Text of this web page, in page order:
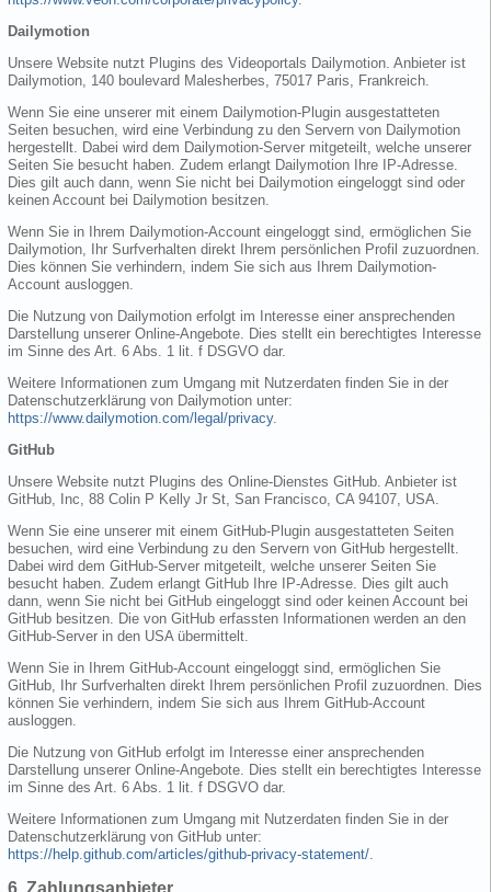
Dailymotion
Unsere Website nutzt Plugins des Videoportals Dailymotion. Anbieter ist
Dailymotion, 140 boulevard Malesherbes, 75017 Paris, Frankreich.
Wenn Sie eine unserer mit einem Dailymotion-Plugin ausgestatteten
Seiten besuchen, wird eine Verbindung zu den Servern von Dailymotion
hergestellt. Dabei wird dem Dailymotion-Server mitgeteilt, welche unserer
Seiten Sie besucht haben. Zudem erlangt Dailymotion Ihre IP-Adresse.
Dies gilt auch dann, wenn Sie nicht bei Dailymotion eingeloggt sind oder
keinen Account bei Dailymotion besitzen.
Wenn Sie in Ihrem Dailymotion-Account eingeloggt sind, ermöglichen Sie
Dailymotion, Ihr Surfverhalten direkt Ihrem persönlichen Profil zuzuordnen.
Dies können Sie verhindern, indem Sie sich aus Ihrem Dailymotion-
Account ausloggen.
Die Nutzung von Dailymotion erfolgt im Interesse einer ansprechenden
Darstellung unserer Online-Angebote. Dies stellt ein berechtigtes Interesse
im Sinne des Art. 6 Abs. 1 lit. f DSGVO dar.
Weitere Informationen zum Umgang mit Nutzerdaten finden Sie in der
Datenschutzerklärung von Dailymotion unter:
https://www.dailymotion.com/legal/privacy.
GitHub
Unsere Website nutzt Plugins des Online-Dienstes GitHub. Anbieter ist
GitHub, Inc, 88 Colin P Kelly Jr St, San Francisco, CA 94107, USA.
Wenn Sie eine unserer mit einem GitHub-Plugin ausgestatteten Seiten
besuchen, wird eine Verbindung zu den Servern von GitHub hergestellt.
Dabei wird dem GitHub-Server mitgeteilt, welche unserer Seiten Sie
besucht haben. Zudem erlangt GitHub Ihre IP-Adresse. Dies gilt auch
dann, wenn Sie nicht bei GitHub eingeloggt sind oder keinen Account bei
GitHub besitzen. Die von GitHub erfassten Informationen werden an den
GitHub-Server in den USA übermittelt.
Wenn Sie in Ihrem GitHub-Account eingeloggt sind, ermöglichen Sie
GitHub, Ihr Surfverhalten direkt Ihrem persönlichen Profil zuzuordnen. Dies
können Sie verhindern, indem Sie sich aus Ihrem GitHub-Account
ausloggen.
Die Nutzung von GitHub erfolgt im Interesse einer ansprechenden
Darstellung unserer Online-Angebote. Dies stellt ein berechtigtes Interesse
im Sinne des Art. 6 Abs. 1 lit. f DSGVO dar.
Weitere Informationen zum Umgang mit Nutzerdaten finden Sie in der
Datenschutzerklärung von GitHub unter:
https://help.github.com/articles/github-privacy-statement/
6. Zahlungsanbieter